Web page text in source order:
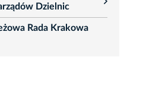
Dzielnic
Rada Krakowa